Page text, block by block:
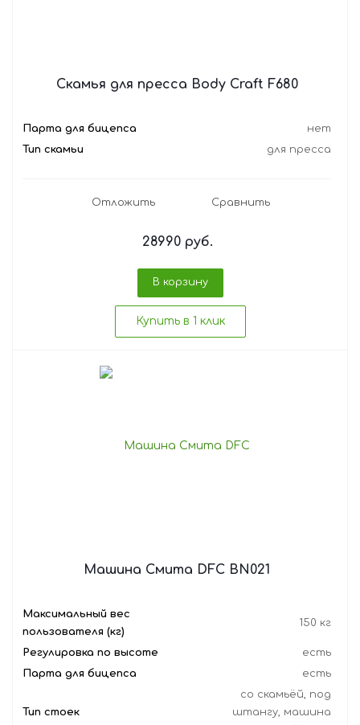
Скамья для пресса Body Craft F680
Парта для бицепса
нет
Тип скамьи
для пресса
Отложить Сравнить
28990руб.
В корзину
Купить в 1 клик
Машина Смита DFC BN021
Максимальный вес
пользователя (кг)
150 кг
Регулировка по высоте
есть
Парта для бицепса
есть
Тип стоек
со скамьёй, под
штангу, машина